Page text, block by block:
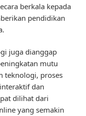
berkala kepada
pendidikan
juga dianggap
mutu
teknologi, proses
dan
dilihat dari
yang semakin